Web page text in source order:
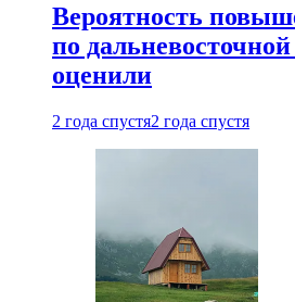
Вероятность
по
оценили
2 года спустя2 года спустя